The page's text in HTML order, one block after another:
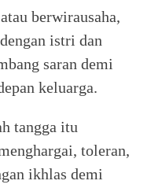
berwirausaha,
istri dan
saran demi
keluarga.
tangga itu
toleran,
ikhlas demi